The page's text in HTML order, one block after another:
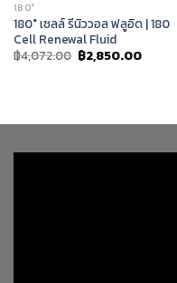
180°
180° เซลล์ รีนิววอล ฟลูอิด | 180
Cell Renewal Fluid
฿4,072.00 Original
price
฿2,850.00Current